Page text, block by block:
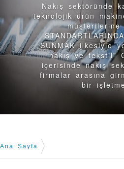
Nakış sektöründe
teknolojik ürün
müşterilerine
SUNMAK ilkesiyle
nakış ve tekstil"
içerisinde nakış
firmalar arasına
bir
Ana Sayfa